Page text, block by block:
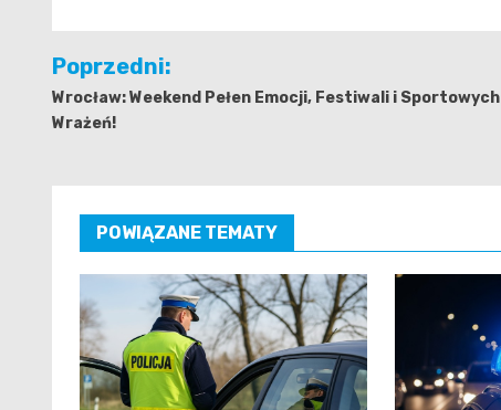
Nawigacja
wpisu
Poprzedni:
Wrocław: Weekend Pełen Emocji, Festiwali i Sportowych
Wrażeń!
POWIĄZANE TEMATY